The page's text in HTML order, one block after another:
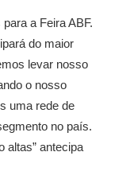
a Feira ABF.
do maior
levar nosso
o nosso
uma rede de
no país.
altas” antecipa